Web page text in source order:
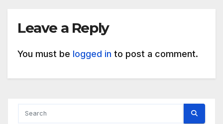
Leave a Reply
You must be logged in to post a comment.